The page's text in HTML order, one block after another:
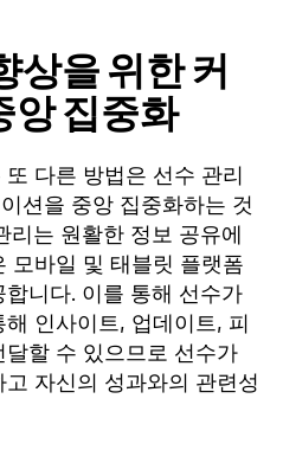
상을 위한 커
앙 집중화
다른 방법은 선수 관리
션을 중앙 집중화하는 것
는 원활한 정보 공유에
모바일 및 태블릿 플랫폼
니다. 이를 통해 선수가
인사이트, 업데이트, 피
할 수 있으므로 선수가
자신의 성과와의 관련성